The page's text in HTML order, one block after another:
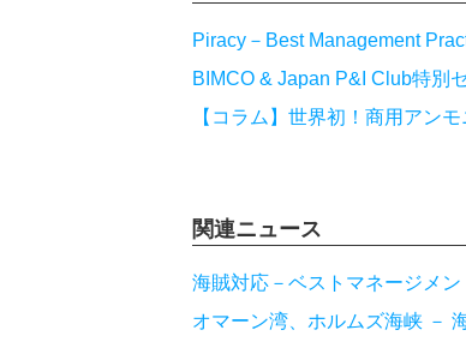
Piracy－Best Management
BIMCO & Japan P&I Club特別
【コラム】世界初！商用アン
関連ニュース
海賊対応－ベストマネージメ
オマーン湾、ホルムズ海峡 －